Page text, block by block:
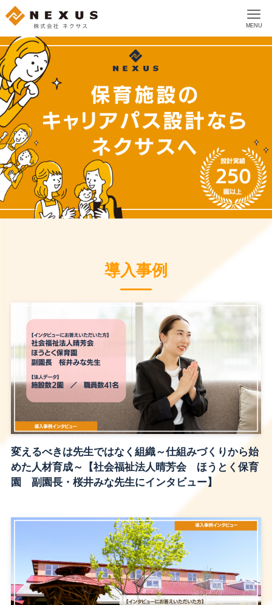
MENU
導入事例
変えるべきは先生ではなく組織～仕組みづくりから始
めた人材育成～【社会福祉法人晴芳会 ほうとく保育
園 副園長・桜井みな先生にインタビュー】